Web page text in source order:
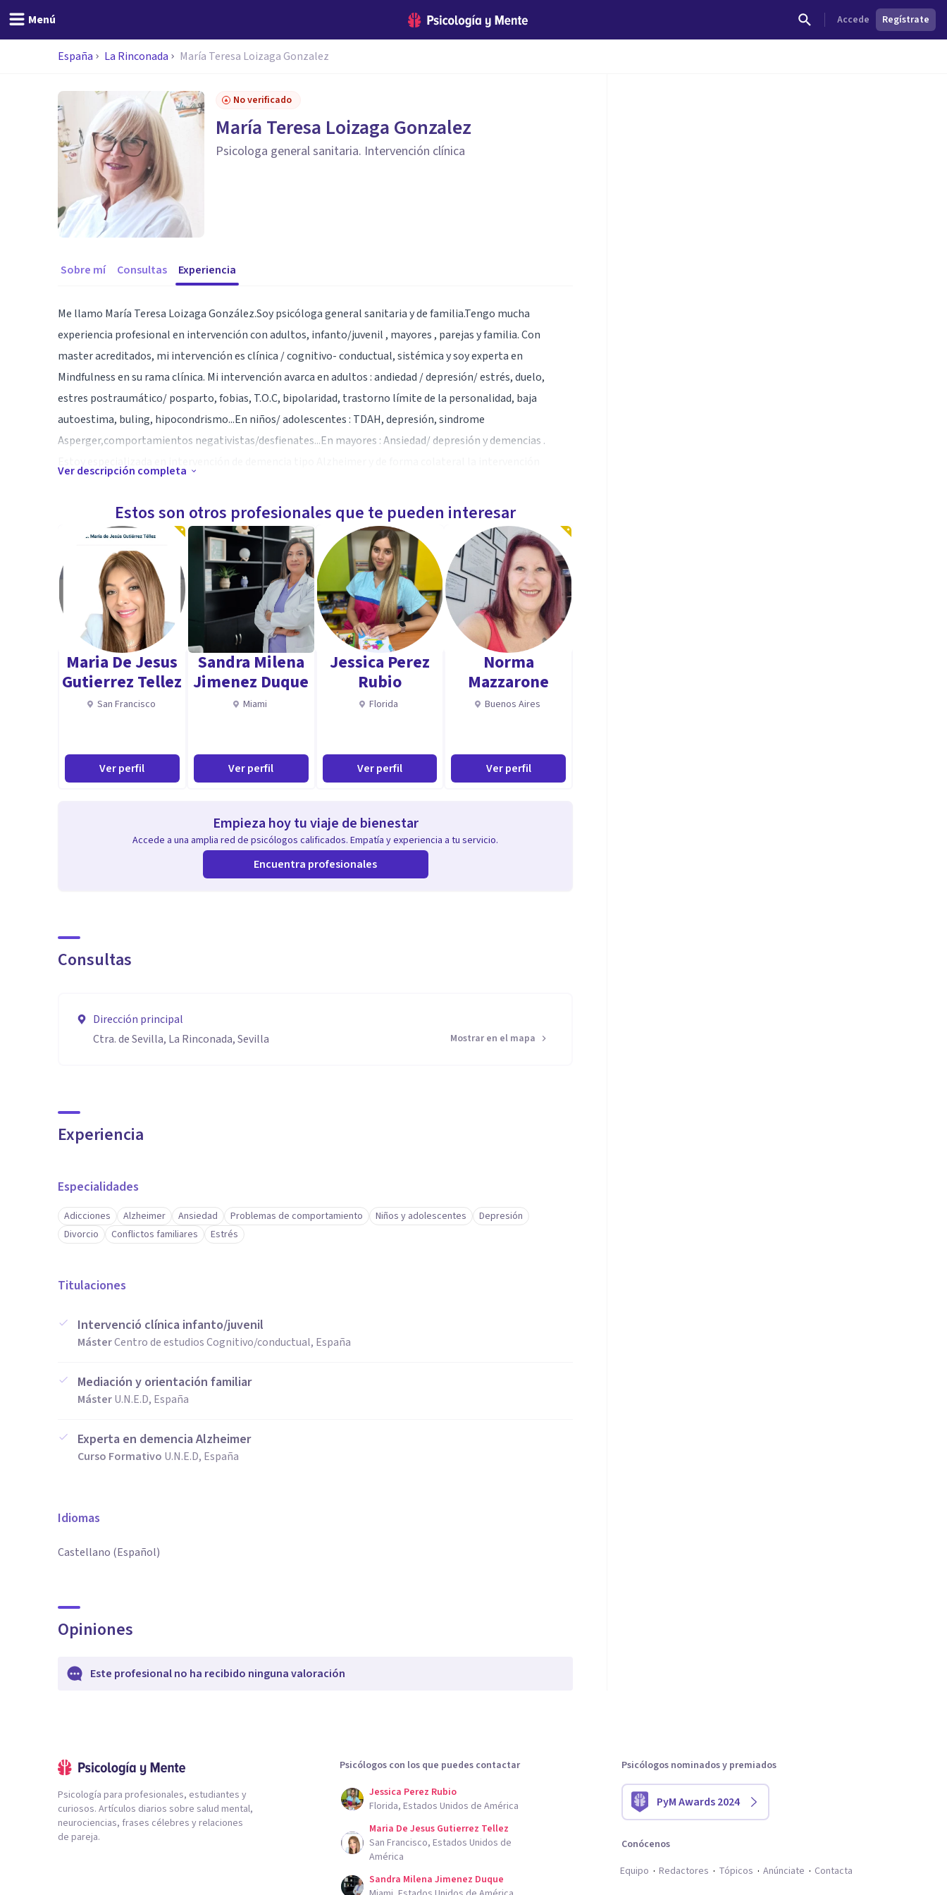
Menú Accede Regístrate
España La Rinconada María Teresa Loizaga Gonzalez
No verificado
María Teresa Loizaga Gonzalez
Psicologa general sanitaria. Intervención clínica
Sobre mí Consultas Experiencia
Me llamo María Teresa Loizaga González.Soy psicóloga general sanitaria y de familia.Tengo mucha
experiencia profesional en intervención con adultos, infanto/juvenil , mayores , parejas y familia. Con
master acreditados, mi intervención es clínica / cognitivo- conductual, sistémica y soy experta en
Mindfulness en su rama clínica. Mi intervención avarca en adultos : andiedad / depresión/ estrés, duelo,
estres postraumático/ posparto, fobias, T.O.C, bipolaridad, trastorno límite de la personalidad, baja
autoestima, buling, hipocondrismo...En niños/ adolescentes : TDAH, depresión, sindrome
Asperger,comportamientos negativistas/desfienates...En mayores : Ansiedad/ depresión y demencias .
Mis sesiones son privadas y con compañia ( Sanitas ). Llevo ejerciendo más de 20 años con profesionalidad y
vocación, aportando a mis pacientes recursos y buena gestión para resolver su estado emocional , con
resultados palpables. Quiero ayudarte , solo necesito que contactes conmigo y empecemos a trabajarlo. ¡¡
Mucho ánimo !!
Aptitudes
Quizás lo que me hace ser diferente a otros profesionales de la psicologia, es que me implico mucho,
porque empatizo , pensando que tengo que ayudar a esa persona y si nos hemos conocido , es por algo más
que el tema profesional. Al entrar en su vida tengo que conseguir que sea feliz.
Ver descripción completa
Estos son otros profesionales que te pueden interesar
Maria De Jesus
Gutierrez Tellez
San Francisco
Ver perfil
Sandra Milena
Jimenez Duque
Miami
Ver perfil
Jessica Perez
Rubio
Florida
Ver perfil
Norma
Mazzarone
Buenos Aires
Ver perfil
Empieza hoy tu viaje de bienestar
Accede a una amplia red de psicólogos calificados. Empatía y experiencia a tu servicio.
Encuentra profesionales
Consultas
Dirección principal
Ctra. de Sevilla, La Rinconada, Sevilla
Mostrar en el mapa
Experiencia
Especialidades
Adicciones Alzheimer Ansiedad Problemas de comportamiento Niños y adolescentes
Depresión
Divorcio
Conflictos familiares Estrés
Titulaciones
Intervenció clínica infanto/juvenil
MásterCentro de estudios Cognitivo/conductual, España
Mediación y orientación familiar
MásterU.N.E.D, España
Experta en demencia Alzheimer
Curso Formativo U.N.E.D, España
Idiomas
Castellano (Español)
Opiniones
Este profesional no ha recibido ninguna valoración
Psicología para profesionales, estudiantes y
curiosos. Artículos diarios sobre salud mental,
neurociencias, frases célebres y relaciones
de pareja.
Psicólogos con los que puedes contactar
Jessica Perez Rubio
Florida, Estados Unidos de América
Maria De Jesus Gutierrez Tellez
San Francisco, Estados Unidos de
América
Sandra Milena Jimenez Duque
Psicólogos nominados y premiados
PyM Awards 2024
Conócenos
Equipo
Redactores Tópicos Anúnciate Contacta